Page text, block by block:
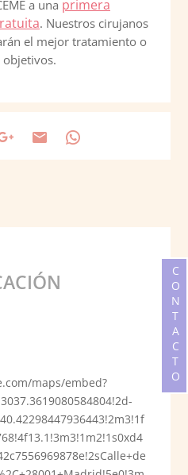
a una primera
. Nuestros cirujanos
el mejor tratamiento o
objetivos.
maps/embed?
CONTACTO